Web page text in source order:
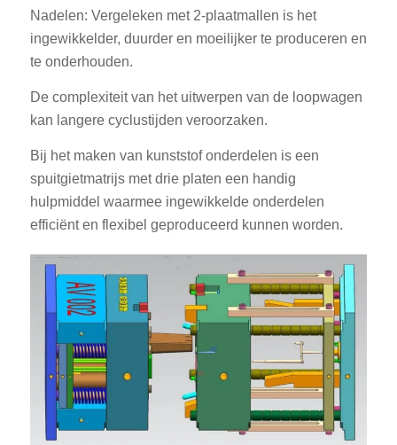
Nadelen: Vergeleken met 2-plaatmallen is het
ingewikkelder, duurder en moeilijker te produceren en
te onderhouden.
De complexiteit van het uitwerpen van de loopwagen
kan langere cyclustijden veroorzaken.
Bij het maken van kunststof onderdelen is een
spuitgietmatrijs met drie platen een handig
hulpmiddel waarmee ingewikkelde onderdelen
efficiënt en flexibel geproduceerd kunnen worden.